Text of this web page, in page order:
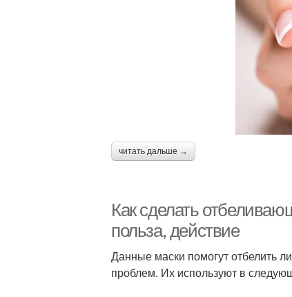
читать дальше →
Как сделать
польза, действие
Данные маски помогут отбелить
проблем. Их используют в